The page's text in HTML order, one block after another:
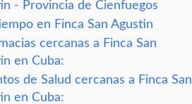
- Provincia de Cienfuegos
en Finca San Agustin
cercanas a Finca San
en Cuba:
de Salud cercanas a Finca San
en Cuba: